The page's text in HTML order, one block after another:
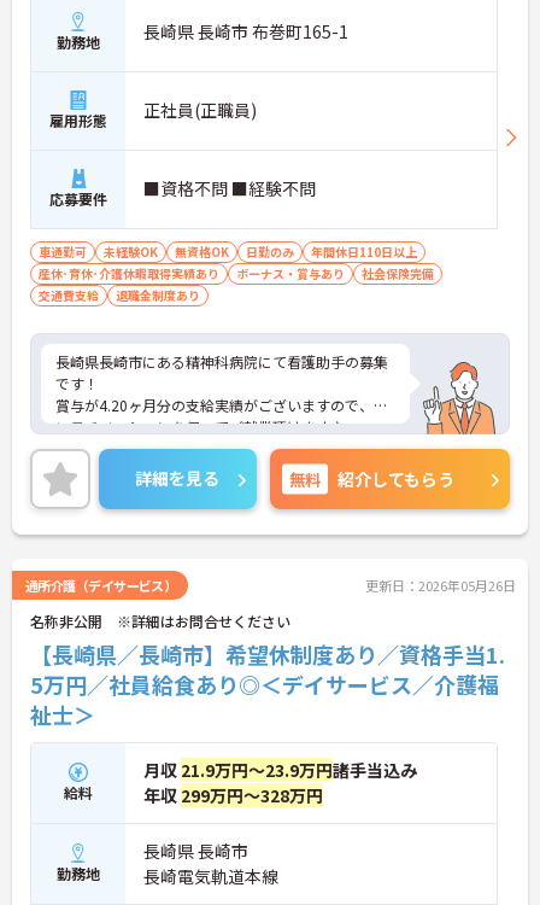
勤務地 長崎県 長崎市 布巻町165-1
雇用形態 正社員(正職員)
応募要件 ■資格不問 ■経験不問
車通勤可 未経験OK 無資格OK 日勤のみ
年間休日110日以上
産休･育休･介護休暇取得実績あり
ボーナス・賞与あり
社会保険完備
交通費支給
退職金制度あり
長崎県長崎市にある精神科病院にて看護助手の募集
です！
賞与が4.20ヶ月分の支給実績がございますので、高
いモチベーションを保ってご就業頂けます♪
基本残業はなく、プライベートの時間もたっぷり！
オンオフ共に充実させることができます◎
ご興味のある方には、面接対策ポイントなど、さら
に詳細をお話しいたしますのでお気軽にご相談くだ
さい！
詳細を見る 無料 紹介してもらう
通所介護（デイサービス） 更新日：2026年05月26日
名称非公開 ※詳細はお問合せください
【長崎県／長崎市】希望休制度あり／資格手当1.
5万円／社員給食あり◎＜デイサービス／介護福
祉士＞
給料
月収 21.9万円～23.9万円諸手当込み
年収 299万円～328万円
勤務地
長崎県 長崎市
長崎電気軌道本線